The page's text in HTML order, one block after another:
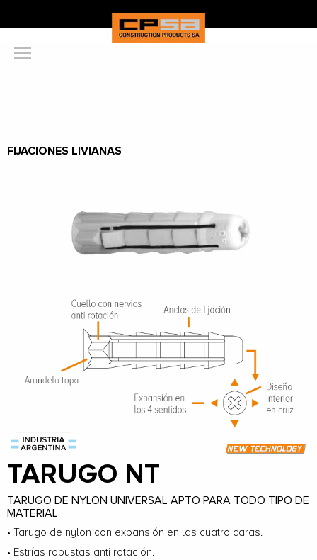
FIJACIONES LIVIANAS
TARUGO NT
TARUGO DE NYLON UNIVERSAL APTO PARA TODO TIPO DE
MATERIAL
• Tarugo de nylon con expansión en las cuatro caras.
• Estrías robustas anti rotación.